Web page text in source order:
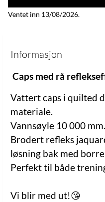
Ventet inn 13/08/2026.
Informasjon
Caps med rå
Vattert caps i quilted
materiale.
Vannsøyle 10 000 mm.
Brodert refleks
løsning bak med
Perfekt til både
Vi blir med ut!😘